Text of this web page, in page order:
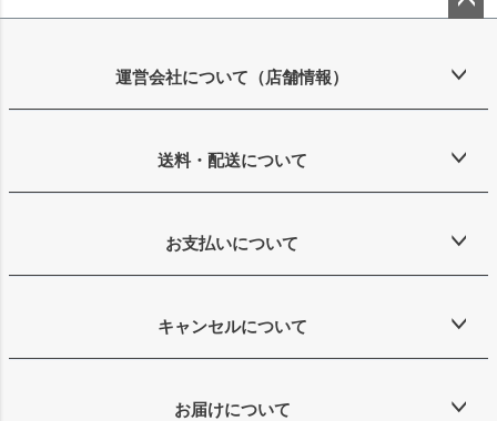
ップ
運営会社について（店舗情報）
送料・配送について
お支払いについて
キャンセルについて
お届けについて